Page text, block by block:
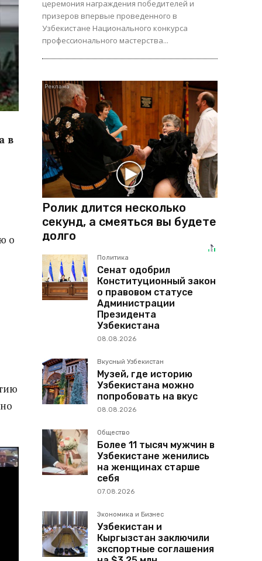
в
о
церемония награждения победителей и
призеров впервые проведенного в
Узбекистане Национального конкурса
профессионального мастерства...
Ролик длится несколько
секунд, а смеяться вы будете
долго
Политика
Сенат одобрил
Конституционный закон
о правовом статусе
Администрации
Президента
Узбекистана
08.08.2026
Вкусный Узбекистан
Музей, где историю
Узбекистана можно
попробовать на вкус
08.08.2026
Общество
Более 11 тысяч мужчин в
Узбекистане женились
на женщинах старше
себя
07.08.2026
Экономика и Бизнес
Узбекистан и
Кыргызстан заключили
экспортные соглашения